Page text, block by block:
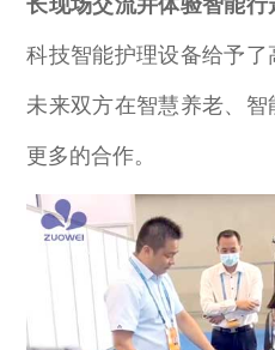
长现场交流并体验智能行
科技智能护理设备给予
未来双方在智慧养老、
更多的合作。